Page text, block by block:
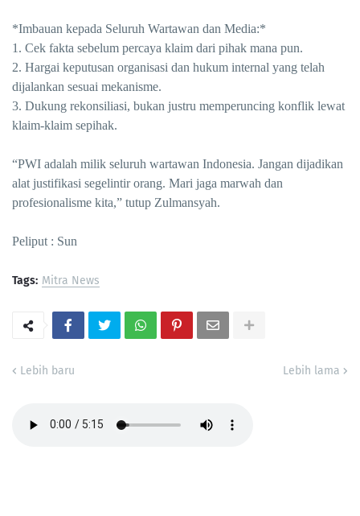
*Imbauan kepada Seluruh Wartawan dan Media:*
1. Cek fakta sebelum percaya klaim dari pihak mana pun.
2. Hargai keputusan organisasi dan hukum internal yang telah
dijalankan sesuai mekanisme.
3. Dukung rekonsiliasi, bukan justru memperuncing konflik lewat
klaim-klaim sepihak.
“PWI adalah milik seluruh wartawan Indonesia. Jangan dijadikan
alat justifikasi segelintir orang. Mari jaga marwah dan
profesionalisme kita,” tutup Zulmansyah.
Peliput : Sun
Tags: Mitra News
Lebih baru Lebih lama